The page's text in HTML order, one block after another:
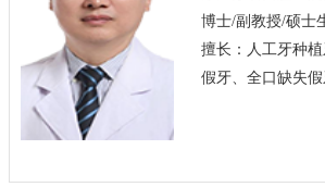
博士/副教授/硕士
擅长：人工牙种
假牙、全口缺失